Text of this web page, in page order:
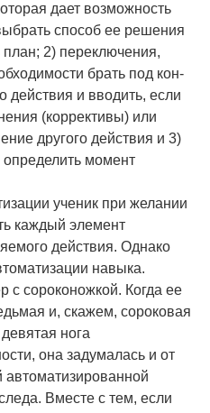
дает воз­можность
способ ее решения
2) переключения,
брать под кон­
действия и вводить, если
(корректи­вы) или
другого действия и 3)
момент
ученик при желании
каждый элемент
дей­ствия. Однако
навыка.
сороконожкой. Когда ее
и, скажем, сороковая
нога
она задумалась и от
автоматизированной
Вместе с тем, если